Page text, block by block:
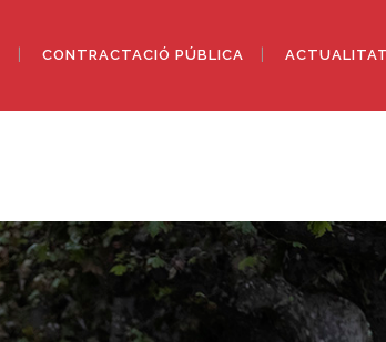
CONTRACTACIÓ PÚBLICA ACTUALITAT